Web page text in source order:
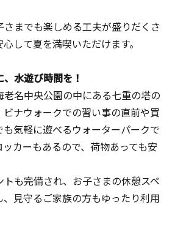
までも楽しめる工夫が盛りだくさ
して夏を満喫いただけます。
水遊び時間を！
老名中央公園の中にある七重の塔の
ナウォークでの習い事の直前や買
気軽に遊べるウォーターパークで
カーもあるので、荷物あっても安
も完備され、お子さまの休憩スペ
見守るご家族の方もゆったり利用